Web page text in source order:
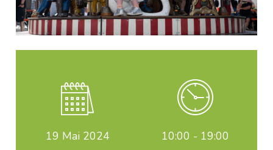
19 Mai 2024 10:00 - 19:00